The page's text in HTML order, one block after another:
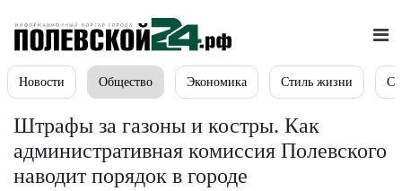
Новости Общество Экономика Стиль жизни
Штрафы за газоны и костры. Как
административная комиссия Полевского
наводит порядок в городе